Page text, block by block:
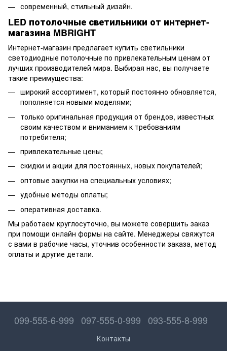
современный, стильный дизайн.
LED потолочные светильники от интернет-
магазина MBRIGHT
Интернет-магазин предлагает купить светильники
светодиодные потолочные по привлекательным ценам от
лучших производителей мира. Выбирая нас, вы получаете
такие преимущества:
широкий ассортимент, который постоянно обновляется,
пополняется новыми моделями;
только оригинальная продукция от брендов, известных
своим качеством и вниманием к требованиям
потребителя;
привлекательные цены;
скидки и акции для постоянных, новых покупателей;
оптовые закупки на специальных условиях;
удобные методы оплаты;
оперативная доставка.
Мы работаем круглосуточно, вы можете совершить заказ
при помощи онлайн формы на сайте. Менеджеры свяжутся
с вами в рабочие часы, уточнив особенности заказа, метод
оплаты и другие детали.
099-555-6-999 097-555-0-999 093-555-8-999
Контакты